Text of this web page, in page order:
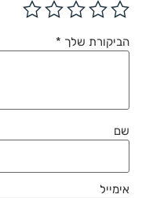
הביקורת שלך *
שם
אימייל